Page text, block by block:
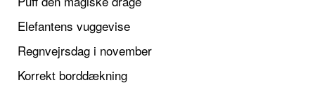
Elefantens vuggevise
Regnvejrsdag i november
Korrekt borddækning